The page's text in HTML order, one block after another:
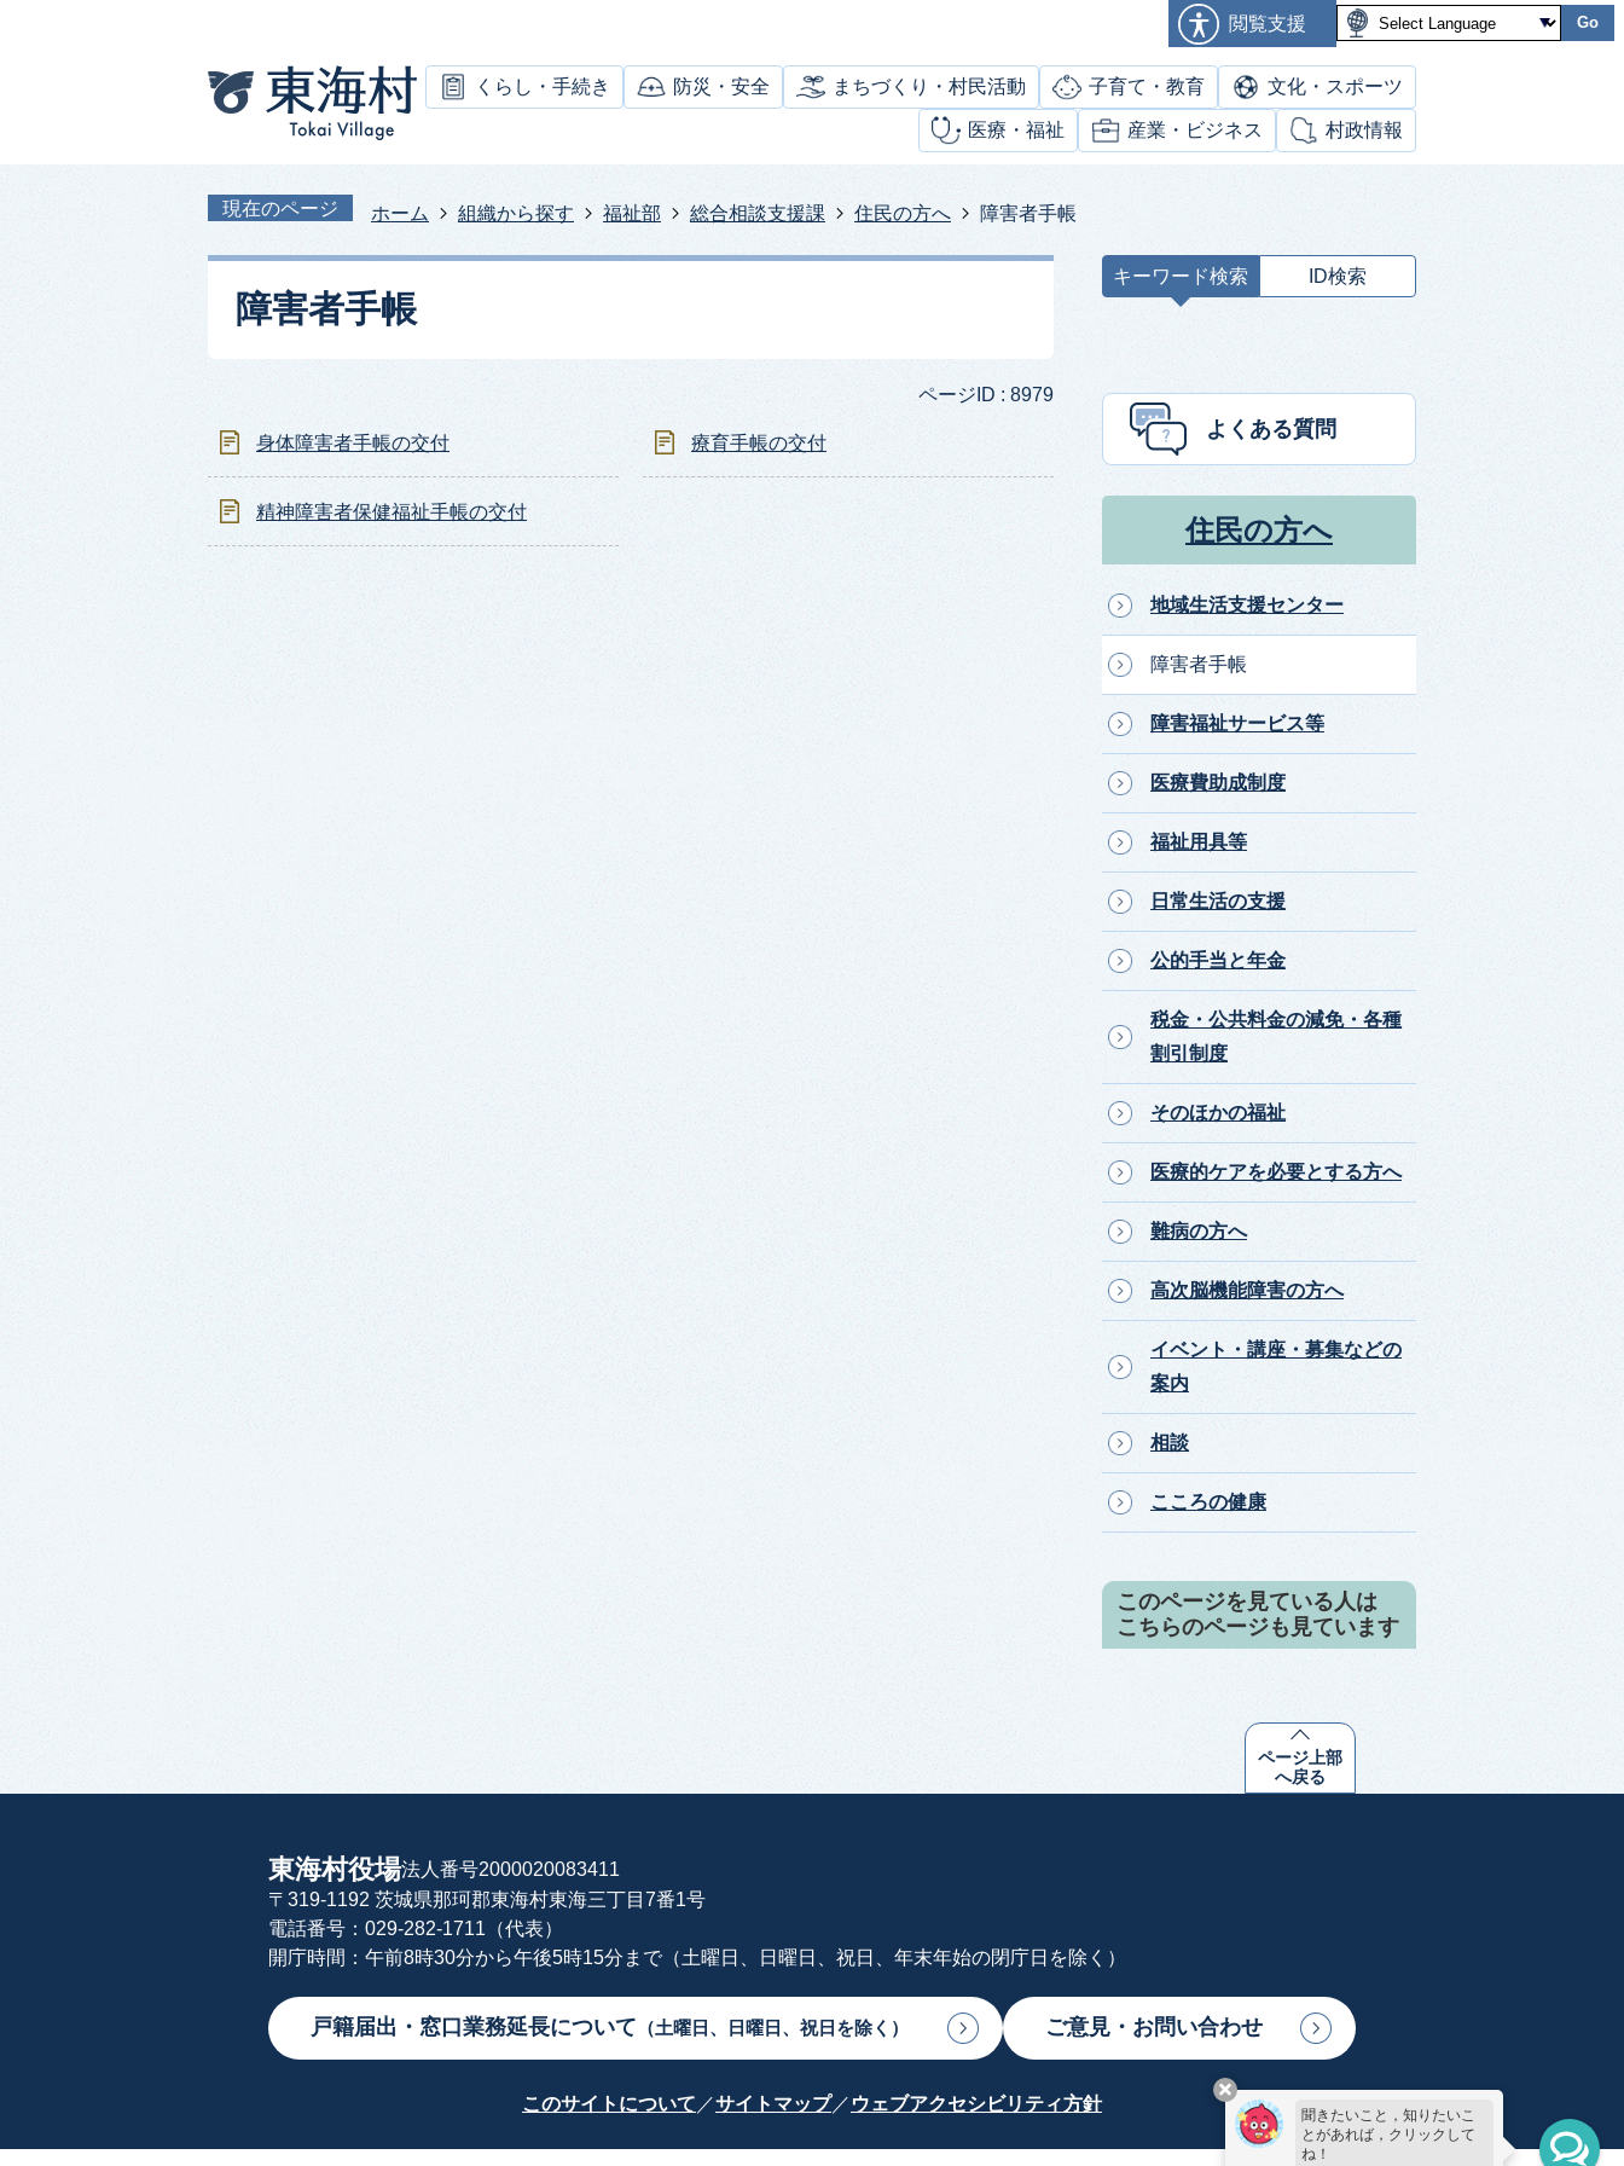
閲覧支援 Go
くらし・手続き 防災・安全 まちづくり・村民活動 子育て・教育 文化・スポーツ
医療・福祉 産業・ビジネス 村政情報
現在のページ ホーム 組織から探す 福祉部 総合相談支援課 住民の方へ 障害者手帳
障害者手帳
ページID : 8979
身体障害者手帳の交付 療育手帳の交付
精神障害者保健福祉手帳の交付
キーワード検索 ID検索
ー
よくある質問
住民の方へ
地域生活支援センター
障害者手帳
障害福祉サービス等
医療費助成制度
福祉用具等
日常生活の支援
公的手当と年金
税金・公共料金の減免・各種
割引制度
そのほかの福祉
医療的ケアを必要とする方へ
難病の方へ
高次脳機能障害の方へ
イベント・講座・募集などの
案内
相談
こころの健康
このページを見ている人は
こちらのページも見ています
ページ上部
へ戻る
東海村役場法人番号2000020083411
〒319-1192 茨城県那珂郡東海村東海三丁目7番1号
電話番号：029-282-1711（代表）
開庁時間：午前8時30分から午後5時15分まで（土曜日、日曜日、祝日、年末年始の閉庁日を除く）
戸籍届出・窓口業務延長について （土曜日、日曜日、祝日を除く） ご意見・お問い合わせ
このサイトについて サイトマップ ウェブアクセシビリティ方針
聞きたいこと，知りたいこ
とがあれば，クリックして
ね！